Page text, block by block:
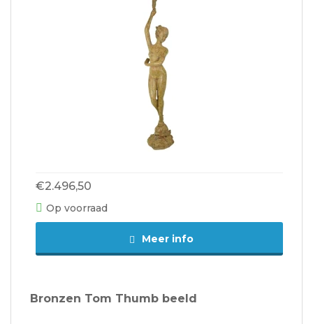
€2.496,50
Op voorraad
Meer info
Bronzen Tom Thumb beeld